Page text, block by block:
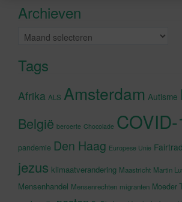
Archieven
Archieven
Tags
Afrika ALS Amsterdam Autisme
België beroerte Chocolade
pandemie Den Haag Europese Unie
jezus klimaatverandering Maastricht Martin
Mensenhandel Mensenrechten migranten Moeder